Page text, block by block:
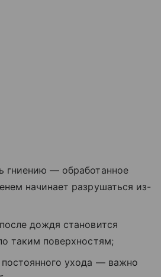
гниению — обработанное
начинает разрушаться из-
дождя становится
таким поверхностям;
ухода — важно